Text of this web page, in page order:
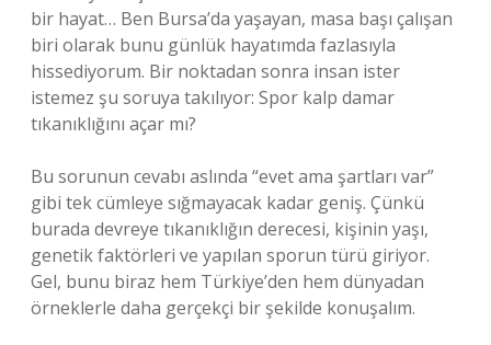
bir hayat… Ben Bursa’da yaşayan, masa başı çalışan
biri olarak bunu günlük hayatımda fazlasıyla
hissediyorum. Bir noktadan sonra insan ister
istemez şu soruya takılıyor: Spor kalp damar
tıkanıklığını açar mı?
Bu sorunun cevabı aslında “evet ama şartları var”
gibi tek cümleye sığmayacak kadar geniş. Çünkü
burada devreye tıkanıklığın derecesi, kişinin yaşı,
genetik faktörleri ve yapılan sporun türü giriyor.
Gel, bunu biraz hem Türkiye’den hem dünyadan
örneklerle daha gerçekçi bir şekilde konuşalım.